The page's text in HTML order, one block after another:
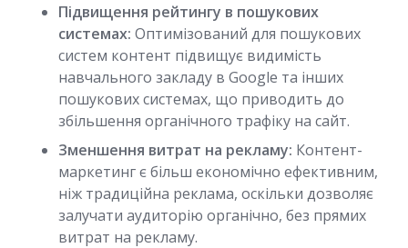
Підвищення рейтингу в пошукових
системах: Оптимізований для пошукових
систем контент підвищує видимість
навчального закладу в Google та інших
пошукових системах, що приводить до
збільшення органічного трафіку на сайт.
Зменшення витрат на рекламу: Контент-
маркетинг є більш економічно ефективним,
ніж традиційна реклама, оскільки дозволяє
залучати аудиторію органічно, без прямих
витрат на рекламу.